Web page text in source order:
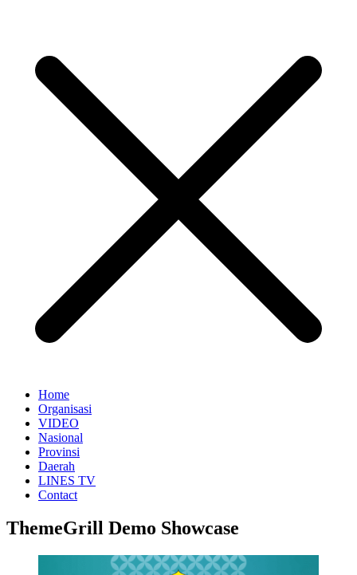
Home
Organisasi
VIDEO
Nasional
Provinsi
Daerah
LINES TV
Contact
ThemeGrill Demo Showcase